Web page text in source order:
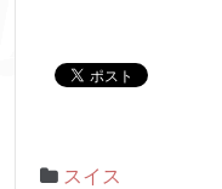
スイス